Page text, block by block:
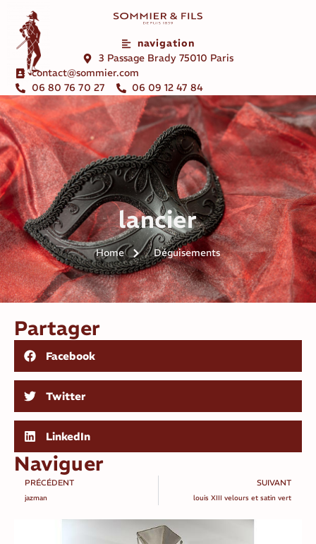
navigation
3 Passage Brady 75010 Paris
contact@sommier.com
06 80 76 70 27
06 09 12 47 84
lancier
Home Déguisements
Partager
Facebook
Twitter
LinkedIn
Naviguer
PRÉCÉDENT
jazman
SUIVANT
louis XIII velours et satin vert